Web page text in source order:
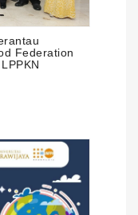
Federation